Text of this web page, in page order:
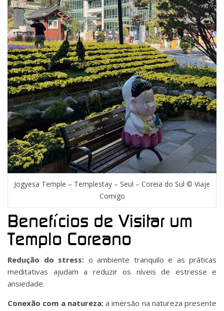
Jogyesa Temple – Templestay – Seul – Coreia do Sul © Viaje
Comigo
Benefícios de Visitar um
Templo Coreano
Redução do stress: o ambiente tranquilo e as práticas
meditativas ajudam a reduzir os níveis de estresse e
ansiedade.
Conexão com a natureza:a imersão na natureza presente